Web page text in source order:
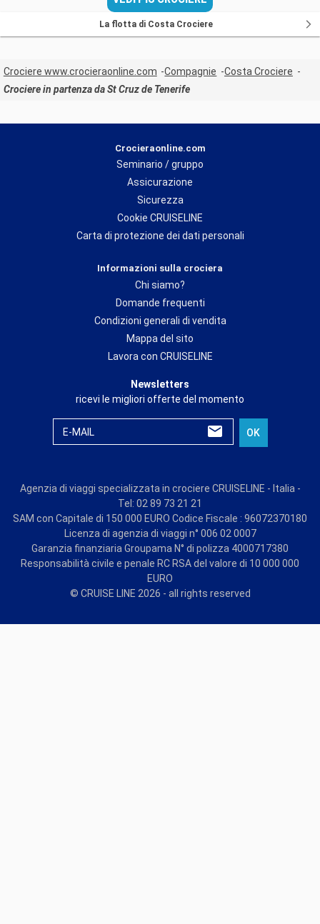
La flotta di Costa Crociere
Crociere www.crocieraonline.com Compagnie
Costa Crociere
Crociere in partenza da St Cruz de Tenerife
Crocieraonline.com
Seminario / gruppo
Assicurazione
Sicurezza
Cookie CRUISELINE
Carta di protezione dei dati personali
Informazioni sulla crociera
Chi siamo?
Domande frequenti
Condizioni generali di vendita
Mappa del sito
Lavora con CRUISELINE
Newsletters
ricevi le migliori offerte del momento
E-MAIL OK
Agenzia di viaggi specializzata in crociere CRUISELINE - Italia -
Tel: 02 89 73 21 21
SAM con Capitale di 150 000 EURO Codice Fiscale : 96072370180
Licenza di agenzia di viaggi n° 006 02 0007
Garanzia finanziaria Groupama N° di polizza 4000717380
Responsabilità civile e penale RC RSA del valore di 10 000 000
EURO
© CRUISE LINE 2026 - all rights reserved